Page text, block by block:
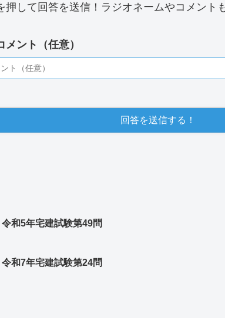
押して回答を送信！ラジオネームやコメント
ント（任意）
令和5年宅建試験第49問
令和7年宅建試験第24問